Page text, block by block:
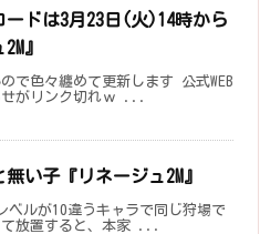
ードは3月23日(火)14時から
』
で色々纏めて更新します 公式WEB
せがリンク切れｗ ...
い子『リネージュ2M』
ベルが10違うキャラで同じ狩場で
て放置すると、本家 ...